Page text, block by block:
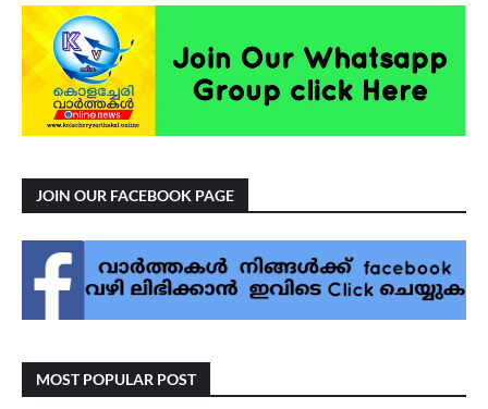
JOIN OUR FACEBOOK PAGE
MOST POPULAR POST